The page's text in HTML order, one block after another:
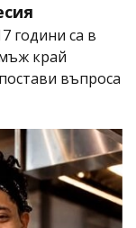
години са в
край
въпроса